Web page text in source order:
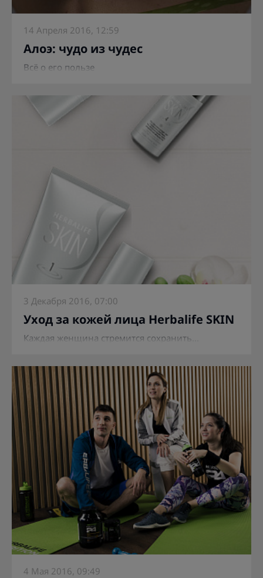
14 Апреля 2016, 12:59
Алоэ: чудо из чудес
Всё о его пользе
3 Декабря 2016, 07:00
Уход за кожей лица Herbalife SKIN
Каждая женщина стремится сохранить...
4 Мая 2016, 09:49